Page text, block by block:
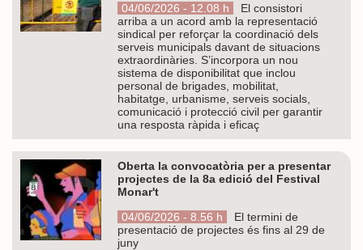
04/06/2026 - 12.08 h
El consistori
arriba a un acord amb la representació
sindical per reforçar la coordinació dels
serveis municipals davant de situacions
extraordinàries. S’incorpora un nou
sistema de disponibilitat que inclou
personal de brigades, mobilitat,
habitatge, urbanisme, serveis socials,
comunicació i protecció civil per garantir
una resposta ràpida i eficaç
Oberta la convocatòria per a presentar
projectes de la 8a edició del Festival
Monar't
04/06/2026 - 8.56 h
El termini de
presentació de projectes és fins al 29 de
juny